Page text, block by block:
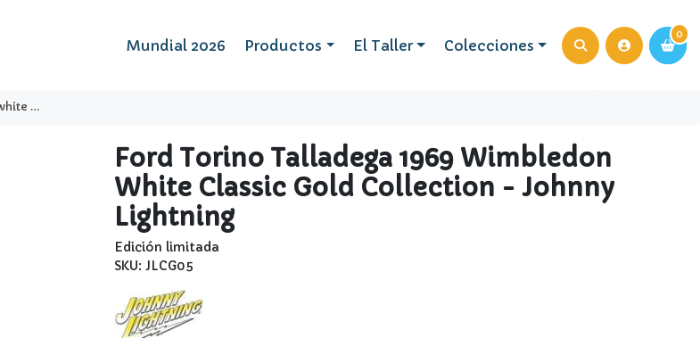
0
Mundial 2026 Productos El Taller Colecciones
0
Ford Torino Talladega 1969 Wimbledon
White Classic Gold Collection - Johnny
Lightning
Edición limitada
SKU: JLCG05